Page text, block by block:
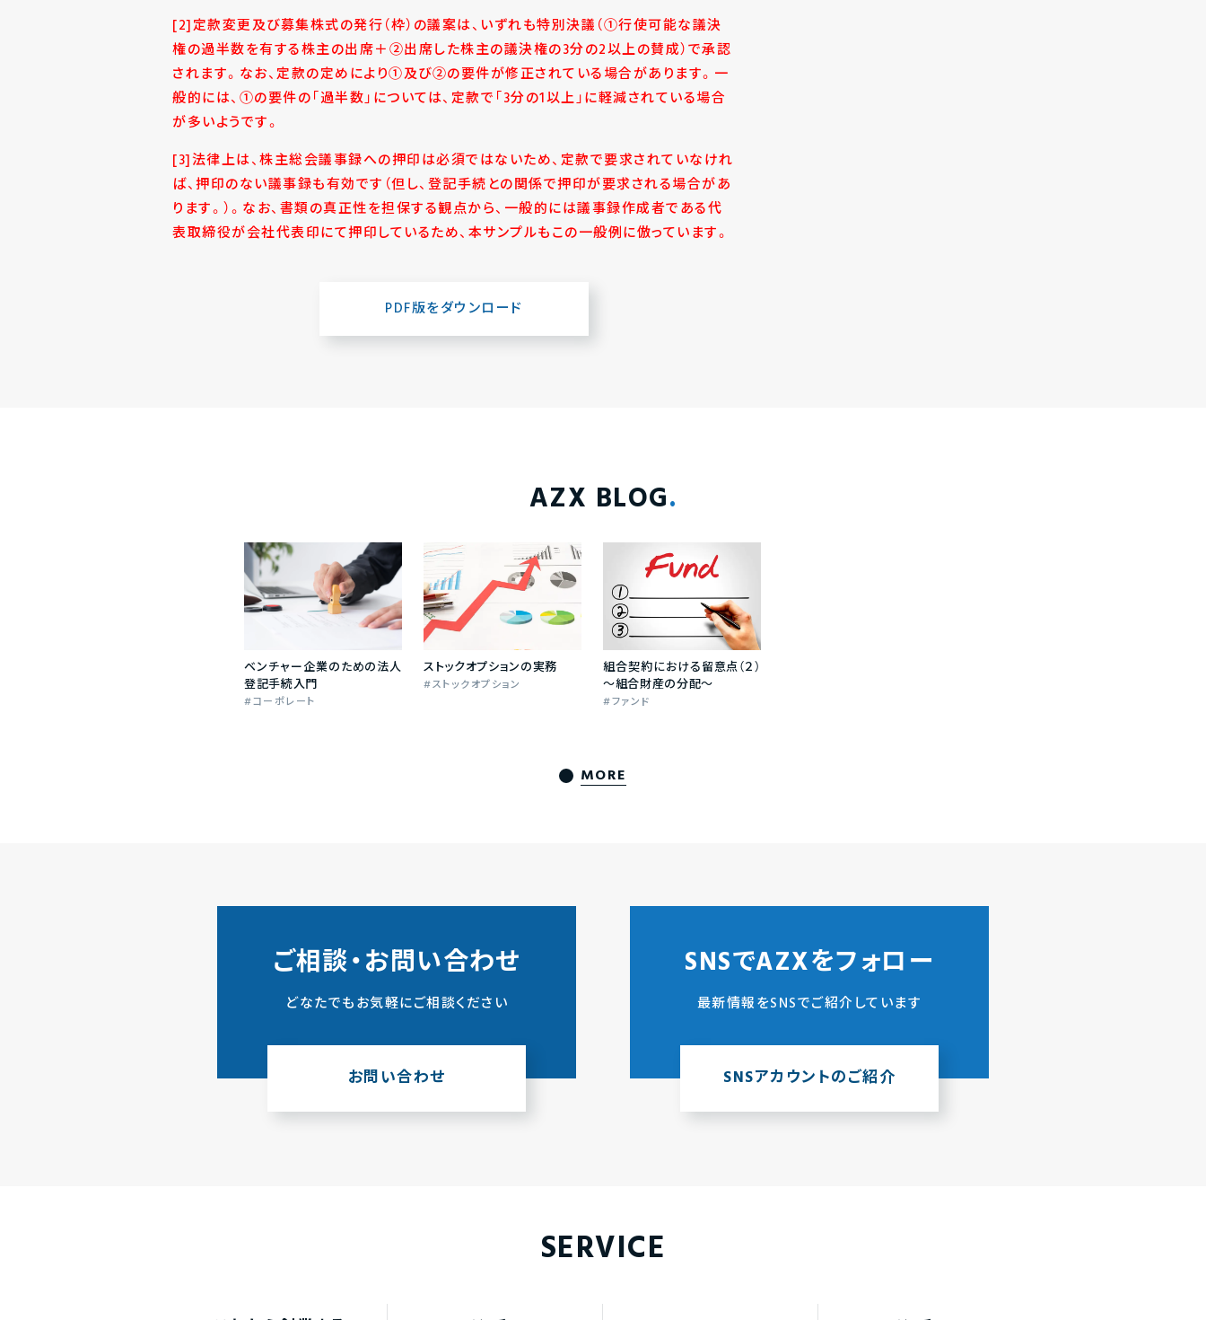
[2]定款変更及び募集株式の発行（枠）の議案は、いずれも特別決議（①行使可能な議決
権の過半数を有する株主の出席＋②出席した株主の議決権の3分の2以上の賛成）で承認
されます。なお、定款の定めにより①及び②の要件が修正されている場合があります。一
般的には、①の要件の「過半数」については、定款で「3分の1以上」に軽減されている場合
が多いようです。
[3]法律上は、株主総会議事録への押印は必須ではないため、定款で要求されていなけれ
ば、押印のない議事録も有効です（但し、登記手続との関係で押印が要求される場合があ
ります。）。なお、書類の真正性を担保する観点から、一般的には議事録作成者である代
表取締役が会社代表印にて押印しているため、本サンプルもこの一般例に倣っています。
PDF版をダウンロード
AZX BLOG
ベンチャー企業のための法人
登記手続入門
コーポレート
ストックオプションの実務
ストックオプション
組合契約における留意点（２）
～組合財産の分配～
ファンド
MORE
ご相談・お問い合わせ
どなたでもお気軽にご相談ください
お問い合わせ
SNSでAZXをフォロー
最新情報をSNSでご紹介しています
SNSアカウントのご紹介
SERVICE